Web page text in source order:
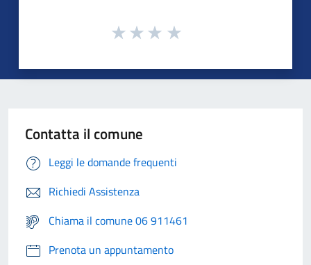
Contatta il comune
Leggi le domande frequenti
Richiedi Assistenza
Chiama il comune 06 911461
Prenota un appuntamento